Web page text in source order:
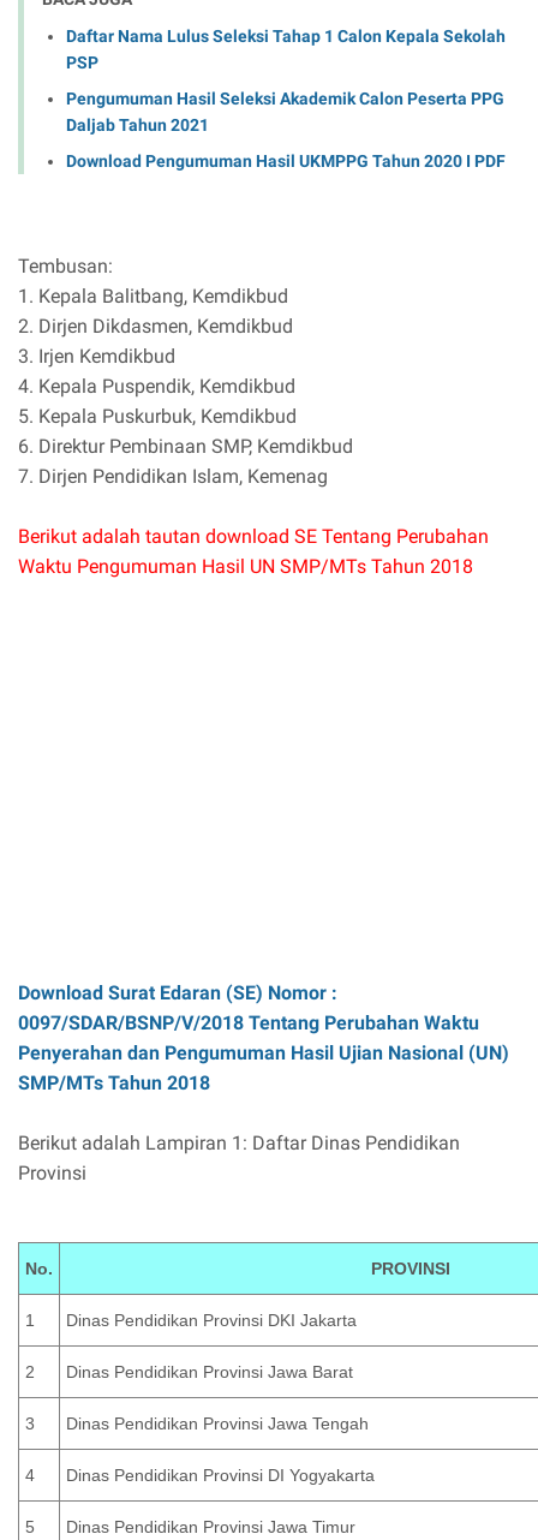
Daftar Nama Lulus Seleksi Tahap 1 Calon Kepala Sekolah
PSP
Pengumuman Hasil Seleksi Akademik Calon Peserta PPG
Daljab Tahun 2021
Download Pengumuman Hasil UKMPPG Tahun 2020 I PDF
Tembusan:
1. Kepala Balitbang, Kemdikbud
2. Dirjen Dikdasmen, Kemdikbud
3. Irjen Kemdikbud
4. Kepala Puspendik, Kemdikbud
5. Kepala Puskurbuk, Kemdikbud
6. Direktur Pembinaan SMP, Kemdikbud
7. Dirjen Pendidikan Islam, Kemenag
Berikut adalah tautan download SE Tentang Perubahan
Waktu Pengumuman Hasil UN SMP/MTs Tahun 2018
Download Surat Edaran (SE) Nomor :
0097/SDAR/BSNP/V/2018 Tentang Perubahan Waktu
Penyerahan dan Pengumuman Hasil Ujian Nasional (UN)
SMP/MTs Tahun 2018
Berikut adalah Lampiran 1: Daftar Dinas Pendidikan
Provinsi
No. PROVINSI
1 Dinas Pendidikan Provinsi DKI Jakarta
2 Dinas Pendidikan Provinsi Jawa Barat
3 Dinas Pendidikan Provinsi Jawa Tengah
4 Dinas Pendidikan Provinsi DI Yogyakarta
5 Dinas Pendidikan Provinsi Jawa Timur